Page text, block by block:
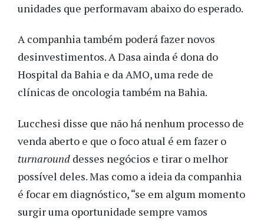
unidades que performavam abaixo do esperado.
A companhia também poderá fazer novos
desinvestimentos. A Dasa ainda é dona do
Hospital da Bahia e da AMO, uma rede de
clínicas de oncologia também na Bahia.
Lucchesi disse que não há nenhum processo de
venda aberto e que o foco atual é em fazer o
turnaround desses negócios e tirar o melhor
possível deles. Mas como a ideia da companhia
é focar em diagnóstico, “se em algum momento
surgir uma oportunidade sempre vamos